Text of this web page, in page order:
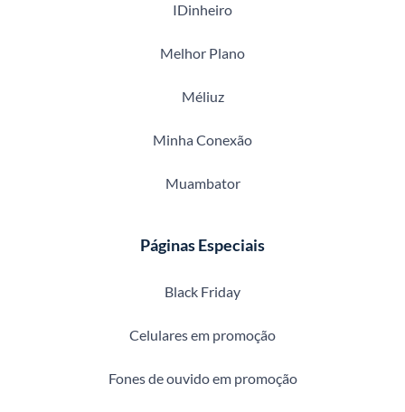
IDinheiro
Melhor Plano
Méliuz
Minha Conexão
Muambator
Páginas Especiais
Black Friday
Celulares em promoção
Fones de ouvido em promoção